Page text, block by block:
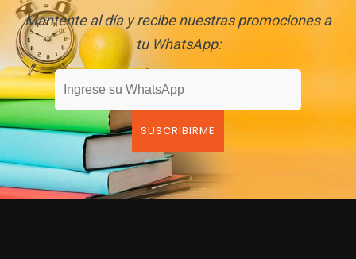
Mantente al día y recibe nuestras promociones a
tu WhatsApp: